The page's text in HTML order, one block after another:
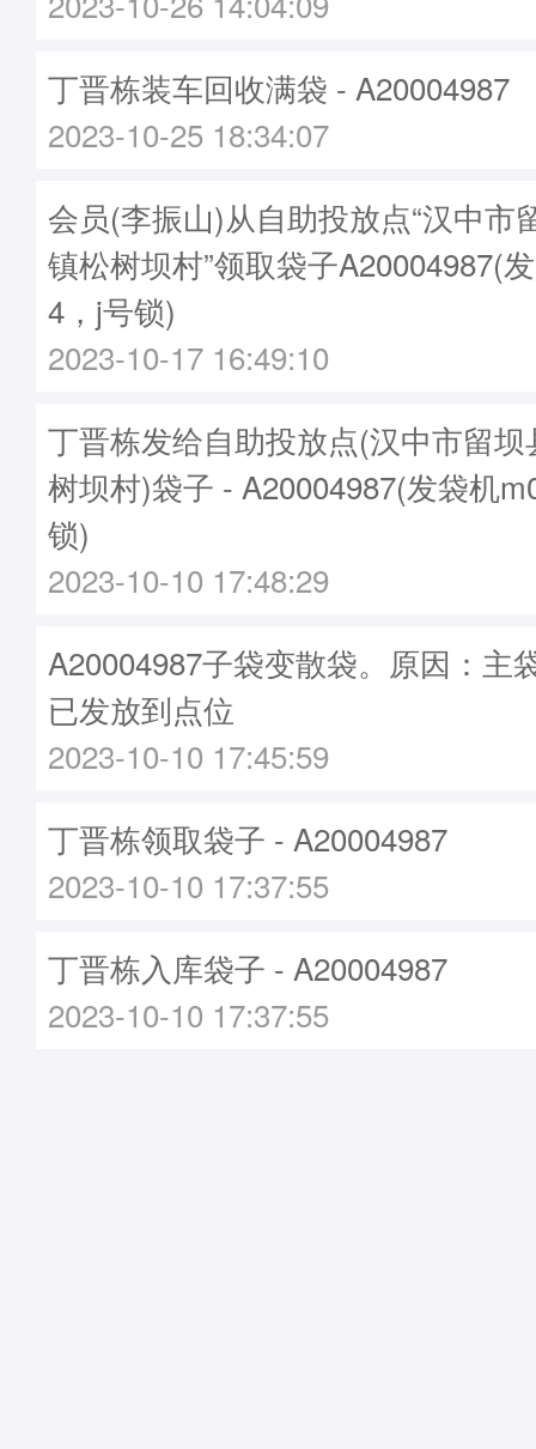
丁晋栋装车回收满袋 - A20004987
2023-10-25 18:34:07
会员(李振山)从自助投放点“汉中市
镇松树坝村”领取袋子A20004987(
4，j号锁)
2023-10-17 16:49:10
丁晋栋发给自助投放点(汉中市留
树坝村)袋子 - A20004987(发袋机
锁)
2023-10-10 17:48:29
A20004987子袋变散袋。原因：主
已发放到点位
2023-10-10 17:45:59
丁晋栋领取袋子 - A20004987
2023-10-10 17:37:55
丁晋栋入库袋子 - A20004987
2023-10-10 17:37:55